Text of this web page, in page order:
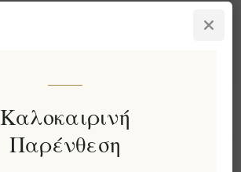
Πληροφορίες
Ο λογαριασμός μου
Καλοκαιρινή
Παρένθεση